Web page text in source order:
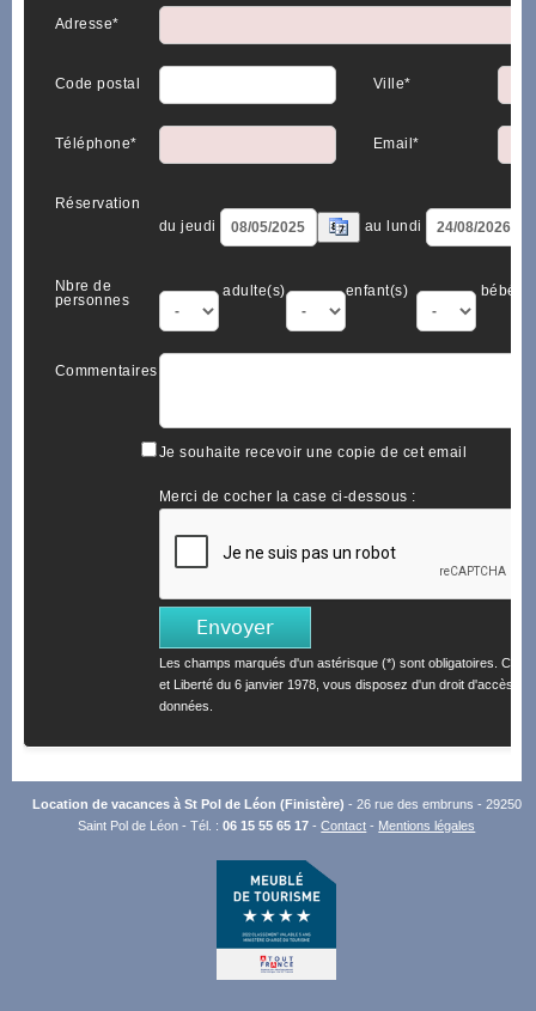
Adresse*
Code postal Ville*
Téléphone* Email*
Réservation
du jeudi
au lundi
Nbre de
personnes
adulte(s) enfant(s) bébé(s)
Commentaires
Je souhaite recevoir une copie de cet email
Merci de cocher la case ci-dessous :
Les champs marqués d'un astérisque (*) sont obligatoires.
et Liberté du 6 janvier 1978, vous disposez d'un droit d'accès et
données.
Location de vacances à St Pol de Léon (Finistère) - 26 rue des embruns - 29250
Saint Pol de Léon - Tél. :06 15 55 65 17 -Contact - Mentions légales